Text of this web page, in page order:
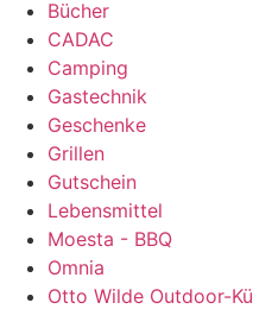
Bücher
CADAC
Camping
Gastechnik
Geschenke
Grillen
Gutschein
Lebensmittel
Moesta - BBQ
Omnia
Otto Wilde Outdoor-